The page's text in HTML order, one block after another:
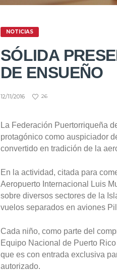
NOTICIAS
SÓLIDA
DE ENSUEÑO
12/11/2016 26
La Federación Puertorriqueña
protagónico como auspiciador
convertido en tradición de la
En la actividad, citada para
Aeropuerto Internacional Luis
sobre diversos sectores de la
vuelos separados en aviones
Cada niño, como parte del
Equipo Nacional de Puerto
que es con entrada exclusiva
autorizado.